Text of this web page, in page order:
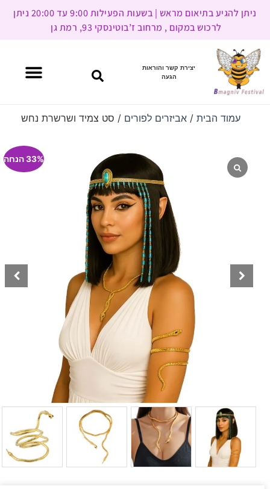
ניתן להגיע בתיאום מראש | בשעות הפעילות 9:00 עד 20:00 ניתן
לרכוש במקום , מרחוב ז’בוטינסקי 93, רמת גן
יצירת קשר והוראות
הגעה
עמוד הבית/ אביזרים לפורים / סט צמיד ושרשרת נחש
33% הנחה